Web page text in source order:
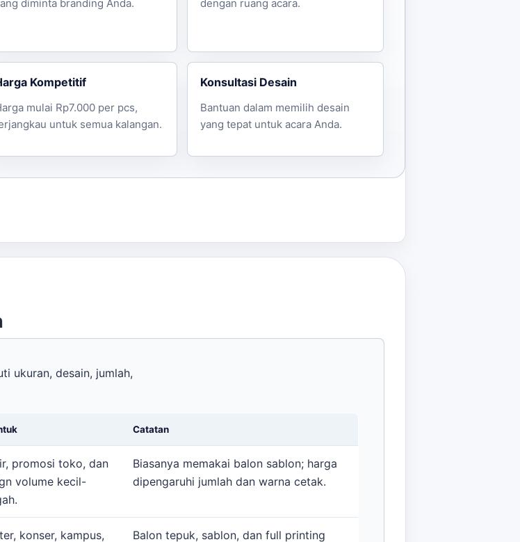
diminta branding Anda.
dengan ruang acara.
Kompetitif
mulai Rp7.000 per pcs,
untuk semua kalangan.
Konsultasi Desain
Bantuan dalam memilih desain
yang tepat untuk acara Anda.
ukuran, desain, jumlah,
Catatan
promosi toko, dan
volume kecil-
Biasanya memakai balon sablon; harga
dipengaruhi jumlah dan warna cetak.
konser, kampus,
Balon tepuk, sablon, dan full printing